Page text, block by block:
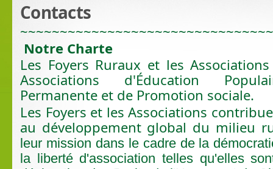
Contacts
Notre Charte
Les Foyers Ruraux et les
Associations d'Éducation
Permanente et de Promotion sociale.
Les Foyers et les Associations
au développement global du milieu
leur mission dans le cadre de la
la liberté d'association telles qu'elles